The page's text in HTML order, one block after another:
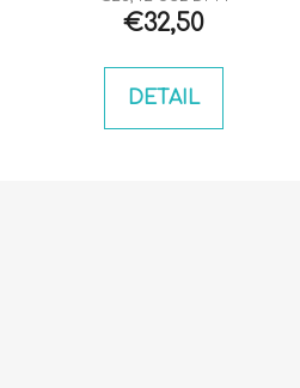
€32,50
DETAIL